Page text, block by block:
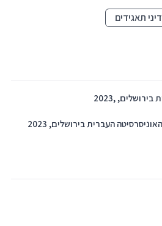
דיני תאגידים